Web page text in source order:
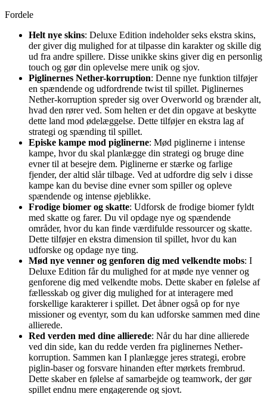
Fordele
Helt nye skins: Deluxe Edition indeholder seks ekstra skins,
der giver dig mulighed for at tilpasse din karakter og skille dig
ud fra andre spillere. Disse unikke skins giver dig en personlig
touch og gør din oplevelse mere unik og sjov.
Piglinernes Nether-korruption: Denne nye funktion tilføjer
en spændende og udfordrende twist til spillet. Piglinernes
Nether-korruption spreder sig over Overworld og brænder alt,
hvad den rører ved. Som helten er det din opgave at beskytte
dette land mod ødelæggelse. Dette tilføjer en ekstra lag af
strategi og spænding til spillet.
Episke kampe mod piglinerne: Mød piglinerne i intense
kampe, hvor du skal planlægge din strategi og bruge dine
evner til at besejre dem. Piglinerne er stærke og farlige
fjender, der altid slår tilbage. Ved at udfordre dig selv i disse
kampe kan du bevise dine evner som spiller og opleve
spændende og intense øjeblikke.
Frodige biomer og skatte: Udforsk de frodige biomer fyldt
med skatte og farer. Du vil opdage nye og spændende
områder, hvor du kan finde værdifulde ressourcer og skatte.
Dette tilføjer en ekstra dimension til spillet, hvor du kan
udforske og opdage nye ting.
Mød nye venner og genforen dig med velkendte mobs: I
Deluxe Edition får du mulighed for at møde nye venner og
genforene dig med velkendte mobs. Dette skaber en følelse af
fællesskab og giver dig mulighed for at interagere med
forskellige karakterer i spillet. Det åbner også op for nye
missioner og eventyr, som du kan udforske sammen med dine
allierede.
Red verden med dine allierede: Når du har dine allierede
ved din side, kan du redde verden fra piglinernes Nether-
korruption. Sammen kan I planlægge jeres strategi, erobre
piglin-baser og forsvare hinanden efter mørkets frembrud.
Dette skaber en følelse af samarbejde og teamwork, der gør
spillet endnu mere engagerende og sjovt.